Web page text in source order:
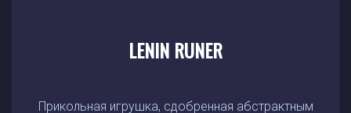
LENIN RUNER
Прикольная игрушка, сдобренная абстрактным